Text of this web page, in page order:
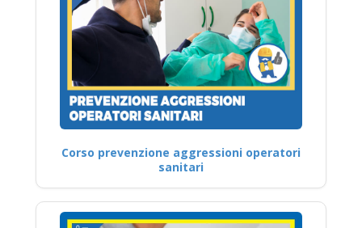
Corso prevenzione aggressioni operatori
sanitari